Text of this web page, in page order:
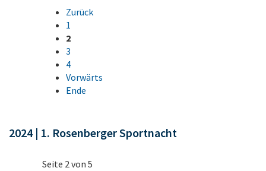
Zurück
1
2
3
4
Vorwärts
Ende
2024 | 1. Rosenberger Sportnacht
Seite 2 von 5